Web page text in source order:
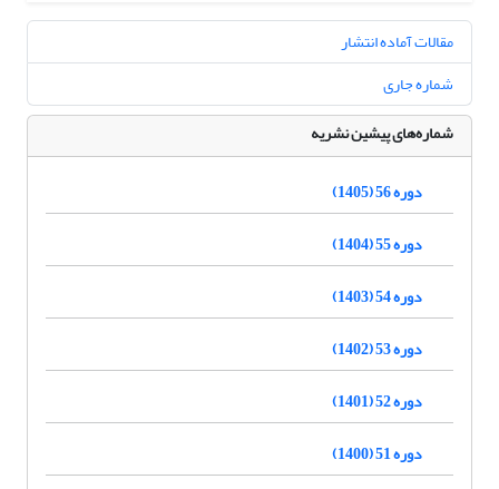
مقالات آماده انتشار
شماره جاری
شماره‌های پیشین نشریه
دوره 56 (1405)
دوره 55 (1404)
دوره 54 (1403)
دوره 53 (1402)
دوره 52 (1401)
دوره 51 (1400)